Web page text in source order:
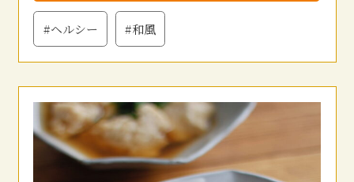
#ヘルシー #和風